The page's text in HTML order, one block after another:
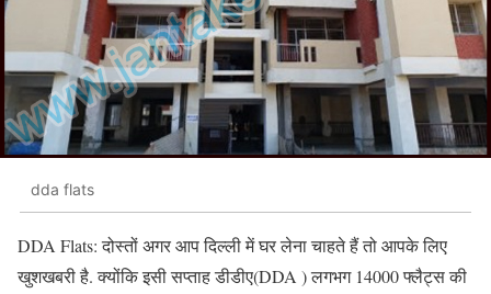
dda flats
DDA Flats: दोस्तों अगर आप दिल्ली में घर लेना चाहते हैं तो आपके लिए
खुशखबरी है. क्योंकि इसी सप्ताह डीडीए(DDA ) लगभग 14000 फ्लैट्स की